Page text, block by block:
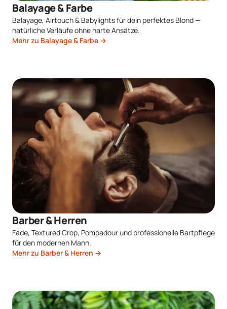
Balayage & Farbe
Balayage, Airtouch & Babylights für dein perfektes Blond —
natürliche Verläufe ohne harte Ansätze.
Mehr zu Balayage & Farbe →
Barber & Herren
Fade, Textured Crop, Pompadour und professionelle Bartpflege
für den modernen Mann.
Mehr zu Barber & Herren →